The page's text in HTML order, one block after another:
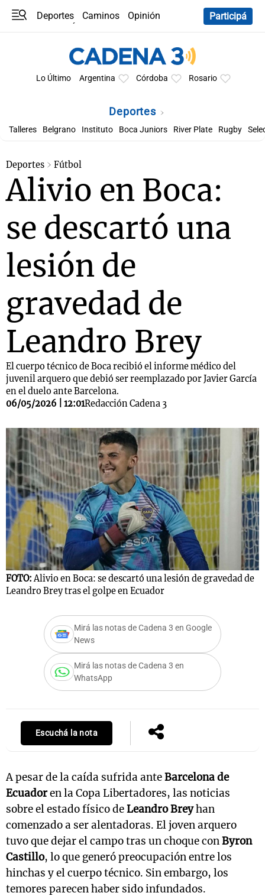
Deportes Caminos
Opinión
Participá
Lo Último Argentina Córdoba Rosario
Deportes
Talleres Belgrano Instituto Boca Juniors River Plate Rugby
Deportes Fútbol
Alivio en Boca:
se descartó una
lesión de
gravedad de
Leandro Brey
El cuerpo técnico de Boca recibió el informe médico del
juvenil arquero que debió ser reemplazado por Javier García
en el duelo ante Barcelona.
06/05/2026 | 12:01Redacción Cadena 3
FOTO:Alivio en Boca: se descartó una lesión de gravedad de
Leandro Brey tras el golpe en Ecuador
Mirá las notas de Cadena 3 en Google
News
Mirá las notas de Cadena 3 en
WhatsApp
Escuchá la nota
A pesar de la caída sufrida anteBarcelona de
Ecuadoren la Copa Libertadores, las noticias
sobre el estado físico deLeandro Breyhan
comenzado a ser alentadoras. El joven arquero
tuvo que dejar el campo tras un choque conByron
Castillo, lo que generó preocupación entre los
hinchas y el cuerpo técnico. Sin embargo, los
temores parecen haber sido infundados.
Notas
Mundial 2026
Notas
Cadena 3